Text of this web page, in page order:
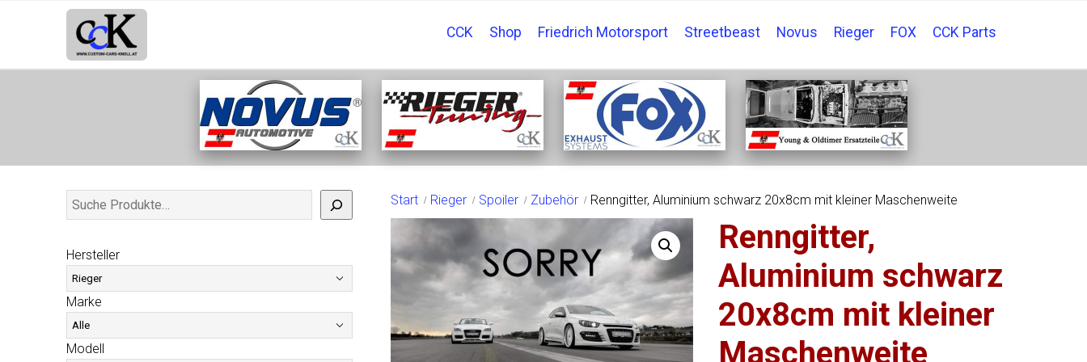
CCK Shop Friedrich Motorsport Streetbeast Novus Rieger FOX CCK Parts
SHOP
Start Rieger Spoiler Zubehör Renngitter, Aluminium schwarz 20x8cm mit kleiner Maschenweite
Renngitter,
Aluminium schwarz
20x8cm mit kleiner
Maschenweite
Hersteller
Marke
Modell